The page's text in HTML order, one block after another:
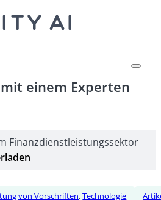
einem Experten
Finanzdienstleistungssektor
von Vorschriften,Technologie